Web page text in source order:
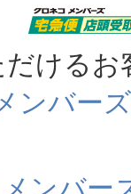
けるお
ンバーズ